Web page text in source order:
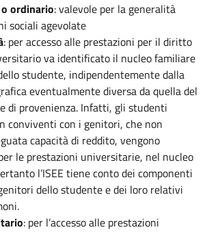
ordinario: valevole per la generalità
sociali agevolate
: per accesso alle prestazioni per il diritto
va identificato il nucleo familiare
studente, indipendentemente dalla
eventualmente diversa da quella del
di provenienza. Infatti, gli studenti
conviventi con i genitori, che non
capacità di reddito, vengono
le prestazioni universitarie, nel nucleo
l’ISEE tiene conto dei componenti
dello studente e dei loro relativi
: per l’accesso alle prestazioni